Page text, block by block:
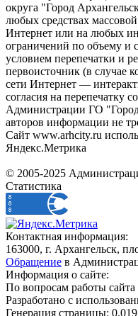
округа "Город
любых средствах
Интернет или на любых
ограничений по объему и
условием перепечатки и
первоисточник (в случае
сети Интернет —
согласия на перепечатку
Администрации ГО
авторов информации не
Сайт www.arhcity.ru
Яндекс.Метрика
© 2005-2025
Статистика
Контактная информация:
163000, г. Архангельск,
Обращение в
Информация о сайте:
По вопросам работы сайта
Разработано с
Генерация страницы: 0.019